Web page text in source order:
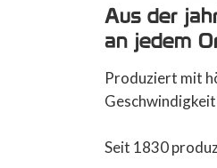
Aus der
an jedem
Produziert mit
Seit 1830